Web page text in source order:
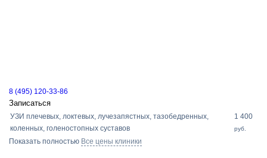
8 (495) 120-33-86
Записаться
УЗИ плечевых, локтевых, лучезапястных, тазобедренных,
коленных, голеностопных суставов
1 400
руб.
Показать полностью Все цены клиники